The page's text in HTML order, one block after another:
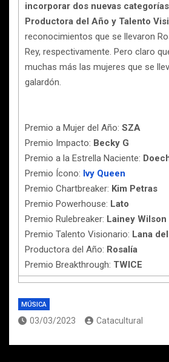
incorporar dos nuevas
Productora del Año y Talento
reconocimientos que se llevaron
Rey, respectivamente. Pero claro
muchas más las mujeres que se
galardón.
Premio a Mujer del Año: SZA
Premio Impacto: Becky G
Premio a la Estrella Naciente:
Premio Ícono: Ivy Queen
Premio Chartbreaker: Kim Petras
Premio Powerhouse: Lato
Premio Rulebreaker: Lainey Wilson
Premio Talento Visionario: Lana
Productora del Año: Rosalía
Premio Breakthrough: TWICE
MÚSICA
03/03/2023 Catacultural